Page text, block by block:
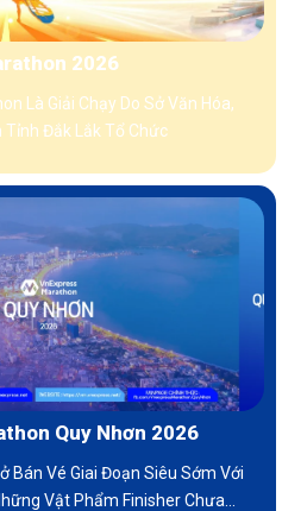
2026
Là Giải Chạy Do Sở Văn Hóa,
Tỉnh Đắk Lắk Tổ Chức
Quy Nhơn 2026
Vé Giai Đoạn Siêu Sớm Với
Vật Phẩm Finisher Chưa